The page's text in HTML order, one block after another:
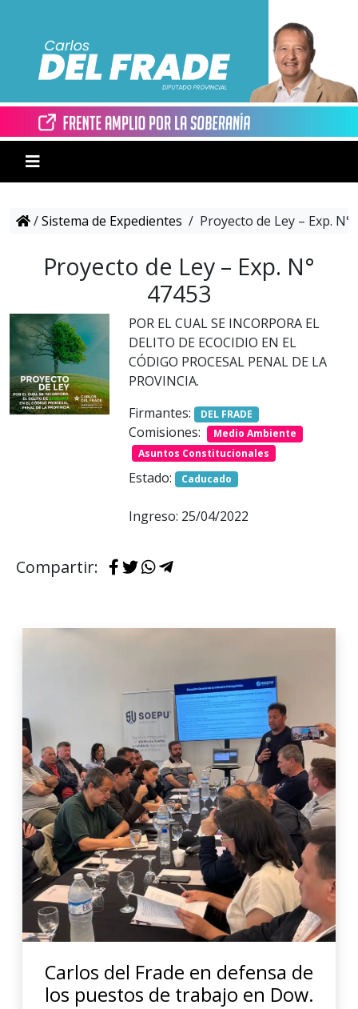
/Sistema de Expedientes / Proyecto de Ley – Exp. N°
Proyecto de Ley – Exp. N°
47453
POR EL CUAL SE INCORPORA EL
DELITO DE ECOCIDIO EN EL
CÓDIGO PROCESAL PENAL DE LA
PROVINCIA.
Firmantes:
DEL FRADE
Comisiones:
Medio Ambiente
Asuntos Constitucionales
Estado: Caducado
Ingreso: 25/04/2022
Compartir:
Carlos del Frade en defensa de
los puestos de trabajo en Dow.